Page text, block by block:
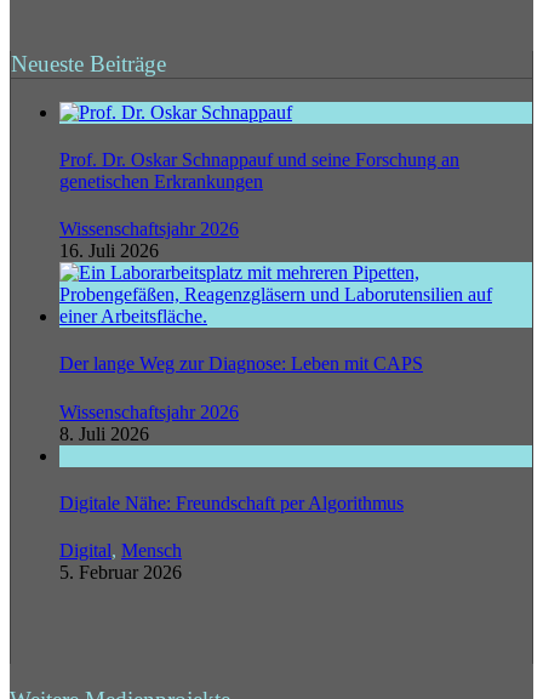
Neueste Beiträge
Prof. Dr. Oskar Schnappauf und seine Forschung an
genetischen Erkrankungen
Wissenschaftsjahr 2026
16. Juli 2026
Der lange Weg zur Diagnose: Leben mit CAPS
Wissenschaftsjahr 2026
8. Juli 2026
Digitale Nähe: Freundschaft per Algorithmus
Digital, Mensch
5. Februar 2026